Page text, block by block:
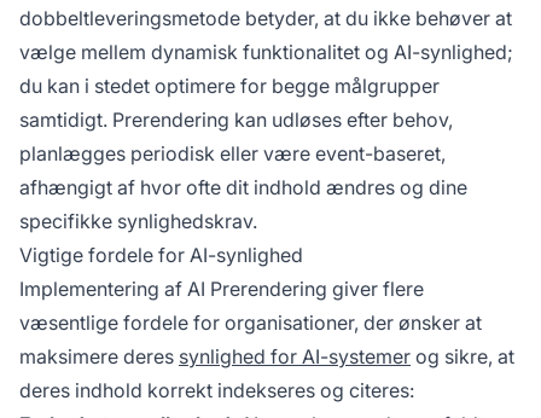
dobbeltleveringsmetode betyder, at du ikke behøver at
vælge mellem dynamisk funktionalitet og AI-synlighed;
du kan i stedet optimere for begge målgrupper
samtidigt. Prerendering kan udløses efter behov,
planlægges periodisk eller være event-baseret,
afhængigt af hvor ofte dit indhold ændres og dine
specifikke synlighedskrav.
Vigtige fordele for AI-synlighed
Implementering af AI Prerendering giver flere
væsentlige fordele for organisationer, der ønsker at
maksimere deres synlighed for AI-systemer og sikre, at
deres indhold korrekt indekseres og citeres: